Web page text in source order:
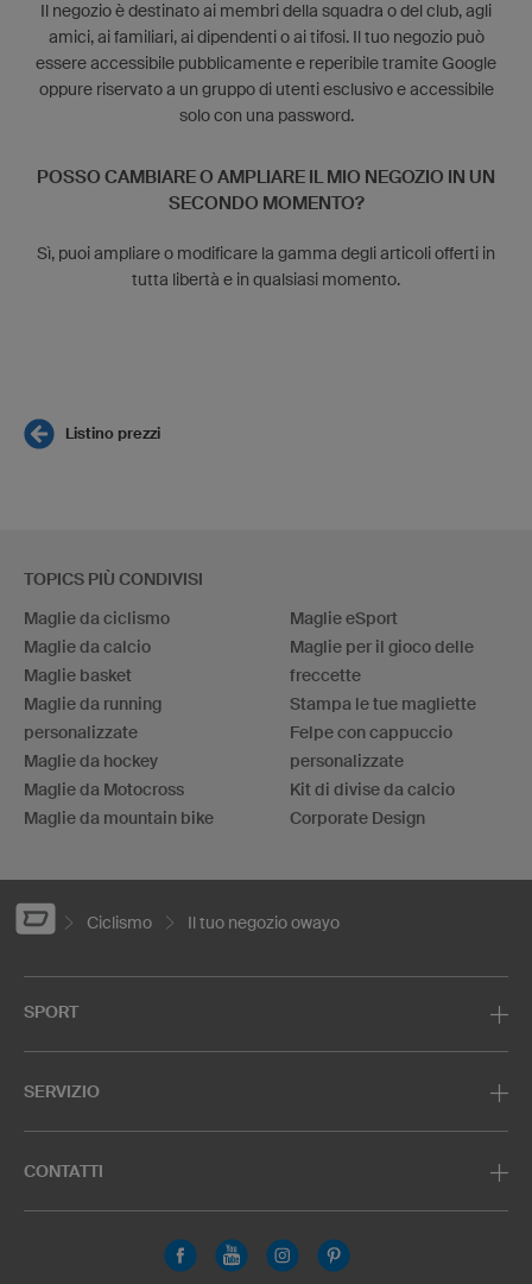
Il negozio è destinato ai membri della squadra o del club, agli
amici, ai familiari, ai dipendenti o ai tifosi. Il tuo negozio può
essere accessibile pubblicamente e reperibile tramite Google
oppure riservato a un gruppo di utenti esclusivo e accessibile
solo con una password.
POSSO CAMBIARE O AMPLIARE IL MIO NEGOZIO IN UN
SECONDO MOMENTO?
Sì, puoi ampliare o modificare la gamma degli articoli offerti in
tutta libertà e in qualsiasi momento.
Listino prezzi
TOPICS PIÙ CONDIVISI
Maglie da ciclismo
Maglie da calcio
Maglie basket
Maglie da running
personalizzate
Maglie da hockey
Maglie da Motocross
Maglie da mountain bike
Maglie eSport
Maglie per il gioco delle
freccette
Stampa le tue magliette
Felpe con cappuccio
personalizzate
Kit di divise da calcio
Corporate Design
Ciclismo Il tuo negozio owayo
SPORT
SERVIZIO
CONTATTI